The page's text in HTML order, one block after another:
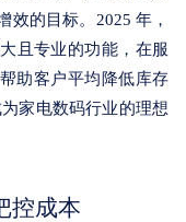
效的目标。2025 年，
且专业的功能，在服
助客户平均降低库存
家电数码行业的理想
控成本